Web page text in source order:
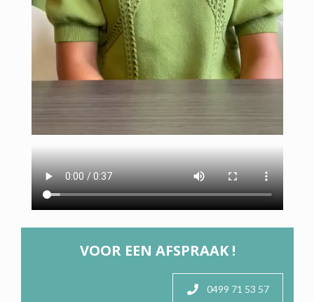
VOOR EEN AFSPRAAK !
0499 71 53 57